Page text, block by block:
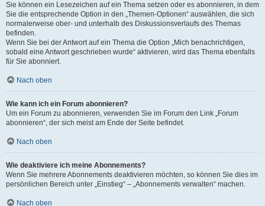
Sie können ein Lesezeichen auf ein Thema setzen oder es abonnieren, in dem
Sie die entsprechende Option in den „Themen-Optionen“ auswählen, die sich
normalerweise ober- und unterhalb des Diskussionsverlaufs des Themas
befinden.
Wenn Sie bei der Antwort auf ein Thema die Option „Mich benachrichtigen,
sobald eine Antwort geschrieben wurde“ aktivieren, wird das Thema ebenfalls
für Sie abonniert.
Nach oben
Wie kann ich ein Forum abonnieren?
Um ein Forum zu abonnieren, verwenden Sie im Forum den Link „Forum
abonnieren“, der sich meist am Ende der Seite befindet.
Nach oben
Wie deaktiviere ich meine Abonnements?
Wenn Sie mehrere Abonnements deaktivieren möchten, so können Sie dies im
persönlichen Bereich unter „Einstieg“ – „Abonnements verwalten“ machen.
Nach oben